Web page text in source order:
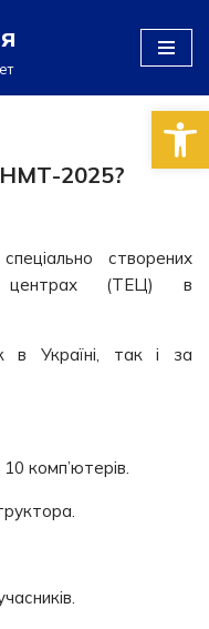
2025?
створених
центрах (ТЕЦ) в
в Україні, так і за
10 комп’ютерів.